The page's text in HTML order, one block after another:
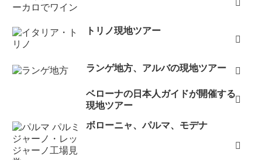
トリノ現地ツアー
ランゲ地方、アルバの現地ツアー
ベローナの日本人ガイドが開催する
現地ツアー
ボローニャ、パルマ、モデナ